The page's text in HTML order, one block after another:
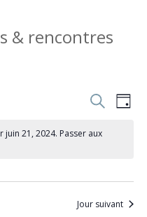
& rencontres
et
de
Recherche
de
Jour
21, 2024. Passer aux
Jour suivant